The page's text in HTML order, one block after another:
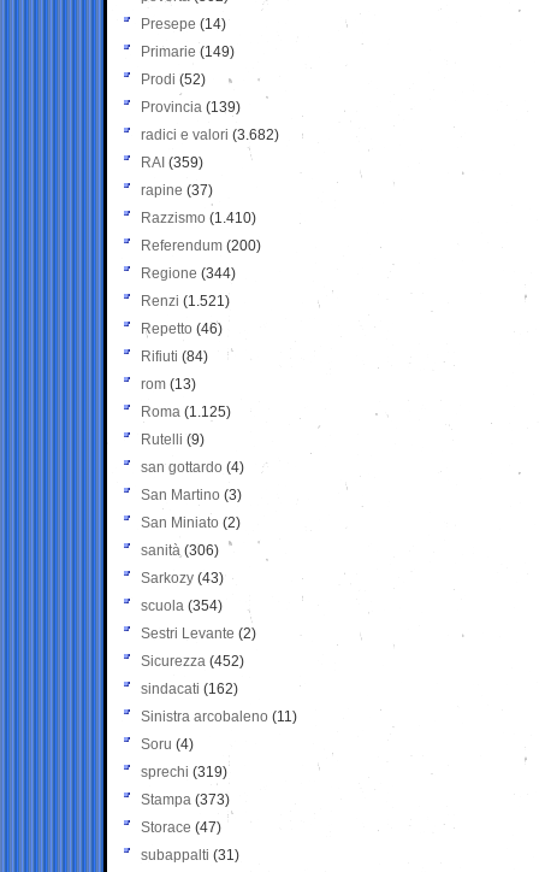
Presepe (14)
Primarie (149)
Prodi (52)
Provincia (139)
radici e valori (3.682)
RAI (359)
rapine (37)
Razzismo (1.410)
Referendum (200)
Regione (344)
Renzi (1.521)
Repetto (46)
Rifiuti (84)
rom (13)
Roma (1.125)
Rutelli (9)
san gottardo (4)
San Martino (3)
San Miniato (2)
sanità (306)
Sarkozy (43)
scuola (354)
Sestri Levante (2)
Sicurezza (452)
sindacati (162)
Sinistra arcobaleno (11)
Soru (4)
sprechi (319)
Stampa (373)
Storace (47)
subappalti (31)